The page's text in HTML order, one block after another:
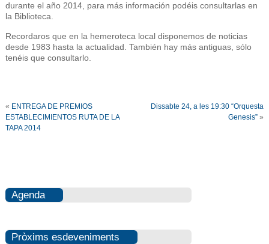
durante el año 2014, para más información podéis consultarlas en
la Biblioteca.
Recordaros que en la hemeroteca local disponemos de noticias
desde 1983 hasta la actualidad. También hay más antiguas, sólo
tenéis que consultarlo.
« ENTREGA DE PREMIOS
ESTABLECIMIENTOS RUTA DE LA
TAPA 2014
Dissabte 24, a les 19:30 “Orquesta
Genesis” »
Agenda
Pròxims esdeveniments